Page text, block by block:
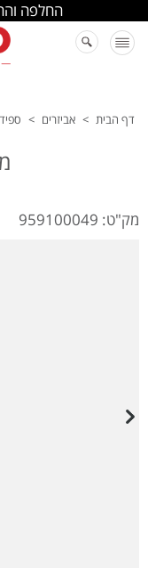
החלפה
דף הבית > אביזרים >
מק"ט: 959100049